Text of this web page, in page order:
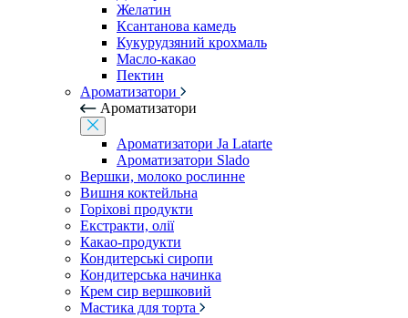
Желатин
Ксантанова камедь
Кукурудзяний крохмаль
Масло-какао
Пектин
Ароматизатори
Ароматизатори
Ароматизатори Ja Latarte
Ароматизатори Slado
Вершки, молоко рослинне
Вишня коктейльна
Горіхові продукти
Екстракти, олії
Какао-продукти
Кондитерські сиропи
Кондитерська начинка
Крем сир вершковий
Мастика для торта